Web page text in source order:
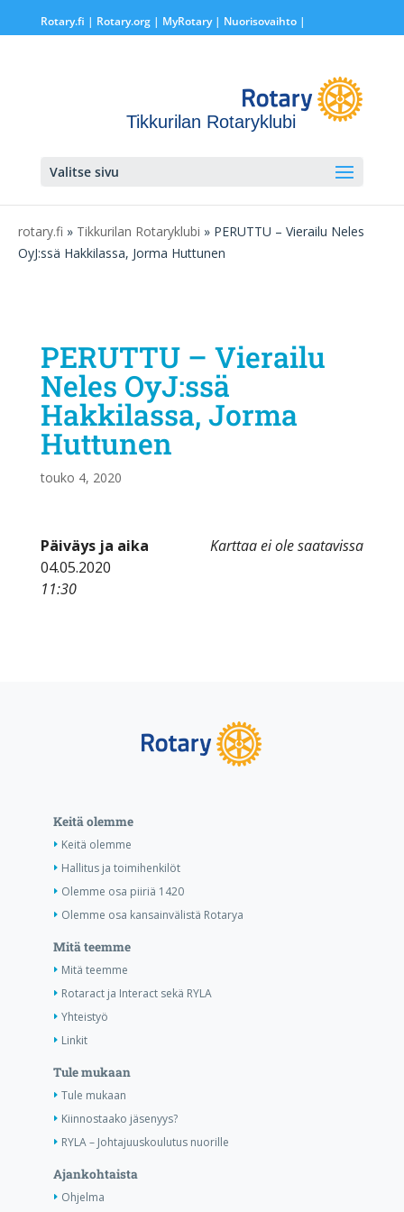
Rotary.fi | Rotary.org| MyRotary | Nuorisovaihto|
Tikkurilan Rotaryklubi
Valitse sivu
rotary.fi » Tikkurilan Rotaryklubi » PERUTTU – Vierailu Neles
OyJ:ssä Hakkilassa, Jorma Huttunen
PERUTTU – Vierailu
Neles OyJ:ssä
Hakkilassa, Jorma
Huttunen
touko 4, 2020
Karttaa ei ole saatavissa
Päiväys ja aika
04.05.2020
11:30
Keitä olemme
Keitä olemme
Hallitus ja toimihenkilöt
Olemme osa piiriä 1420
Olemme osa kansainvälistä Rotarya
Mitä teemme
Mitä teemme
Rotaract ja Interact sekä RYLA
Yhteistyö
Linkit
Tule mukaan
Tule mukaan
Kiinnostaako jäsenyys?
RYLA – Johtajuuskoulutus nuorille
Ajankohtaista
Ohjelma